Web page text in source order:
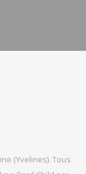
(Yvelines). Tous